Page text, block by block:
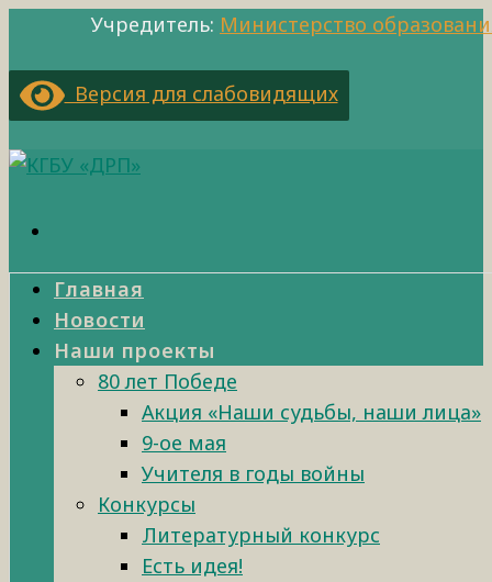
Учредитель: Министерство
Версия для слабовидящих
Главная
Новости
Наши проекты
80 лет Победе
Акция «Наши судьбы, наши лица»
9-ое мая
Учителя в годы войны
Конкурсы
Литературный конкурс
Есть идея!